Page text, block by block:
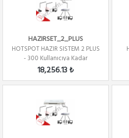
HAZIRSET_2_PLUS
HOTSPOT HAZIR SISTEM 2 PLUS
- 300 Kullanıcıya Kadar
18,256.13 ₺